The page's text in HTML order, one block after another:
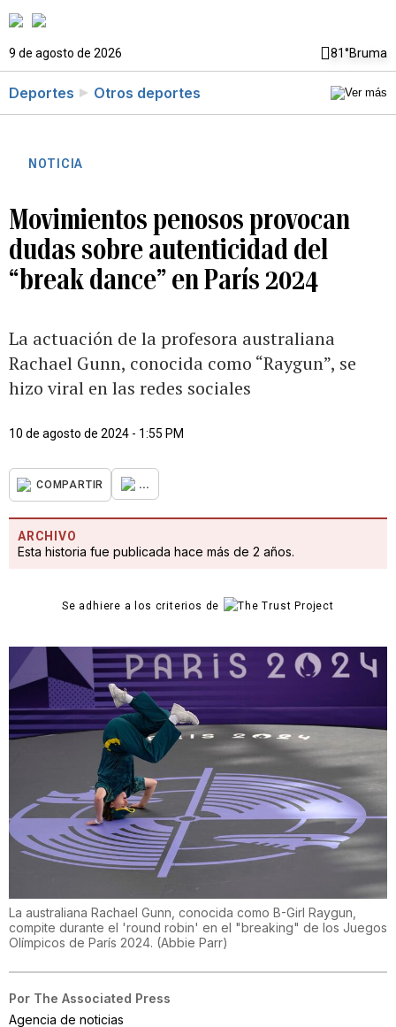
9 de agosto de 2026 81°Bruma
Deportes Otros deportes
NOTICIA
Movimientos penosos provocan
dudas sobre autenticidad del
“break dance” en París 2024
La actuación de la profesora australiana
Rachael Gunn, conocida como “Raygun”, se
hizo viral en las redes sociales
10 de agosto de 2024 - 1:55 PM
COMPARTIR ...
ARCHIVO
Esta historia fue publicada hace más de 2 años.
Se adhiere a los criterios de
La australiana Rachael Gunn, conocida como B-Girl Raygun,
compite durante el 'round robin' en el "breaking" de los Juegos
Olímpicos de París 2024. (Abbie Parr)
Por The Associated Press
Agencia de noticias